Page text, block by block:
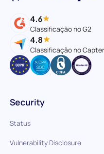
4.6
Classificação no G2
4.8
Classificação no
Security
Status
Vulnerability Disclosure